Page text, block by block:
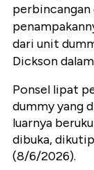
dari unit
Dickson
Ponsel lipat
dummy yang
luarnya
dibuka,
(8/6/2026).